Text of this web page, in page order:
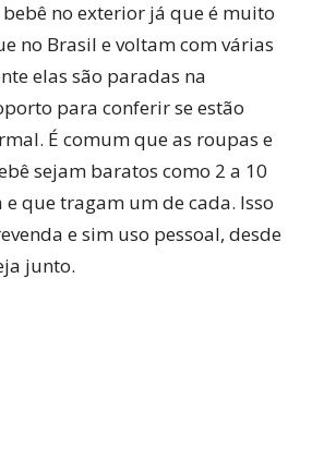
no exterior já que é muito
no Brasil e voltam com várias
elas são paradas na
para conferir se estão
É comum que as roupas e
sejam baratos como 2 a 10
que tragam um de cada. Isso
e sim uso pessoal, desde
junto.